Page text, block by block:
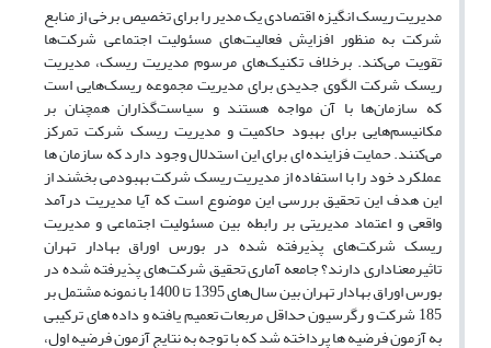
مدیریت ریسک انگیزه اقتصادی یک مدیر را برای تخصیص برخی از منابع
شرکت به منظور افزایش فعالیت‌های مسئولیت اجتماعی شرکت‌ها
تقویت می‌کند. برخلاف تکنیک‌های مرسوم مدیریت ریسک، مدیریت
ریسک شرکت الگوی جدیدی برای مدیریت مجموعه ریسک‌هایی است
که سازمان‌ها با آن مواجه هستند و سیاست‌گذاران همچنان بر
مکانیسم‌هایی برای بهبود حاکمیت و مدیریت ریسک شرکت تمرکز
می‌کنند. حمایت فزاینده ای برای این استدلال وجود دارد که سازمان ها
عملکرد خود را با استفاده از مدیریت ریسک شرکت بهبودمی بخشند از
این هدف این تحقیق بررسی این موضوع است که آیا مدیریت درآمد
واقعی و اعتماد مدیریتی بر رابطه بین مسئولیت اجتماعی و مدیریت
ریسک شرکت‌های پذیرفته شده در بورس اوراق بهادار تهران
تاثیرمعناداری دارند؟ جامعه آماری تحقیق شرکت‌های پذیرفته شده در
بورس اوراق بهادار تهران بین سال‌های 1395 تا 1400 با نمونه مشتمل بر
185 شرکت و رگرسیون حداقل مربعات تعمیم یافته و داده های ترکیبی
به آزمون فرضیه ها پرداخته شد که با توجه به نتایج آزمون فرضیه اول،